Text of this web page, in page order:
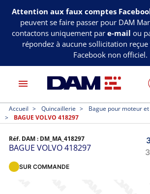
Attention aux faux comptes
peuvent se faire passer pour DAM
contactons uniquement par e-mail ou
répondez à aucune sollicitation
Facebook non officiel.
menu
Accueil Quincaillerie
Bague pour moteur
BAGUE VOLVO 418297
Réf. DAM : DM_MA_418297
BAGUE VOLVO 418297
SUR COMMANDE